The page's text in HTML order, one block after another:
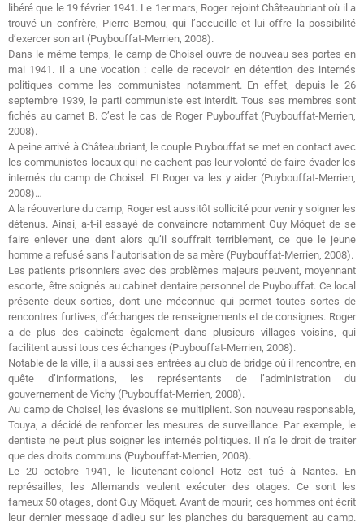
libéré que le 19 février 1941. Le 1er mars, Roger rejoint Châteaubriant où il a
trouvé un confrère, Pierre Bernou, qui l’accueille et lui offre la possibilité
d’exercer son art (Puybouffat-Merrien, 2008).
Dans le même temps, le camp de Choisel ouvre de nouveau ses portes en
mai 1941. Il a une vocation : celle de recevoir en détention des internés
politiques comme les communistes notamment. En effet, depuis le 26
septembre 1939, le parti communiste est interdit. Tous ses membres sont
fichés au carnet B. C’est le cas de Roger Puybouffat (Puybouffat-Merrien,
2008).
A peine arrivé à Châteaubriant, le couple Puybouffat se met en contact avec
les communistes locaux qui ne cachent pas leur volonté de faire évader les
internés du camp de Choisel. Et Roger va les y aider (Puybouffat-Merrien,
2008)…
A la réouverture du camp, Roger est aussitôt sollicité pour venir y soigner les
détenus. Ainsi, a-t-il essayé de convaincre notamment Guy Môquet de se
faire enlever une dent alors qu’il souffrait terriblement, ce que le jeune
homme a refusé sans l’autorisation de sa mère (Puybouffat-Merrien, 2008).
Les patients prisonniers avec des problèmes majeurs peuvent, moyennant
escorte, être soignés au cabinet dentaire personnel de Puybouffat. Ce local
présente deux sorties, dont une méconnue qui permet toutes sortes de
rencontres furtives, d’échanges de renseignements et de consignes. Roger
a de plus des cabinets également dans plusieurs villages voisins, qui
facilitent aussi tous ces échanges (Puybouffat-Merrien, 2008).
Notable de la ville, il a aussi ses entrées au club de bridge où il rencontre, en
quête d’informations, les représentants de l’administration du
gouvernement de Vichy (Puybouffat-Merrien, 2008).
Au camp de Choisel, les évasions se multiplient. Son nouveau responsable,
Touya, a décidé de renforcer les mesures de surveillance. Par exemple, le
dentiste ne peut plus soigner les internés politiques. Il n’a le droit de traiter
que des droits communs (Puybouffat-Merrien, 2008).
Le 20 octobre 1941, le lieutenant-colonel Hotz est tué à Nantes. En
représailles, les Allemands veulent exécuter des otages. Ce sont les
fameux 50 otages, dont Guy Môquet. Avant de mourir, ces hommes ont écrit
leur dernier message d’adieu sur les planches du baraquement au camp.